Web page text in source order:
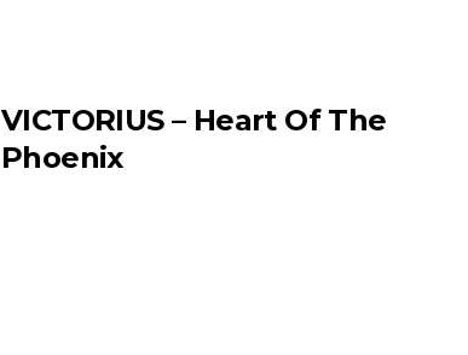
VICTORIUS – Heart Of The
Phoenix